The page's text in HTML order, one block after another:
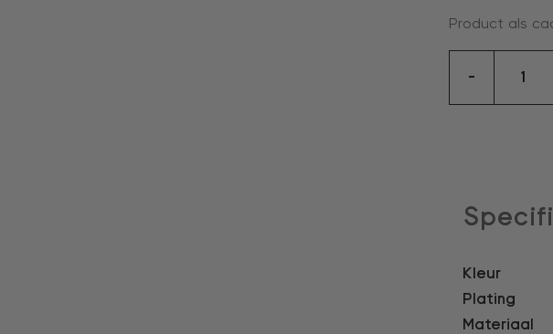
Product als
-
aantal
Kleur
Plating
Materiaal